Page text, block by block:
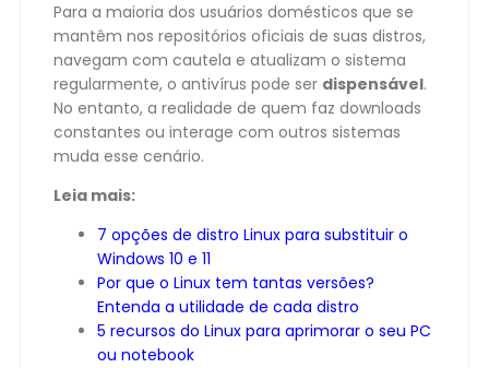
Para a maioria dos usuários domésticos que se
mantêm nos repositórios oficiais de suas distros,
navegam com cautela e atualizam o sistema
regularmente, o antivírus pode ser dispensável.
No entanto, a realidade de quem faz downloads
constantes ou interage com outros sistemas
muda esse cenário.
Leia mais:
7 opções de distro Linux para substituir o
Windows 10 e 11
Por que o Linux tem tantas versões?
Entenda a utilidade de cada distro
5 recursos do Linux para aprimorar o seu PC
ou notebook